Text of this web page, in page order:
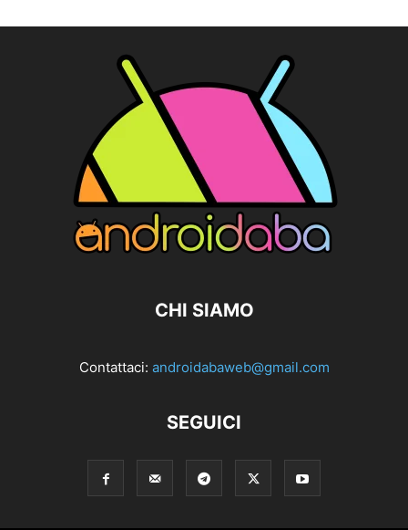
CHI SIAMO
Contattaci: androidabaweb@gmail.com
SEGUICI